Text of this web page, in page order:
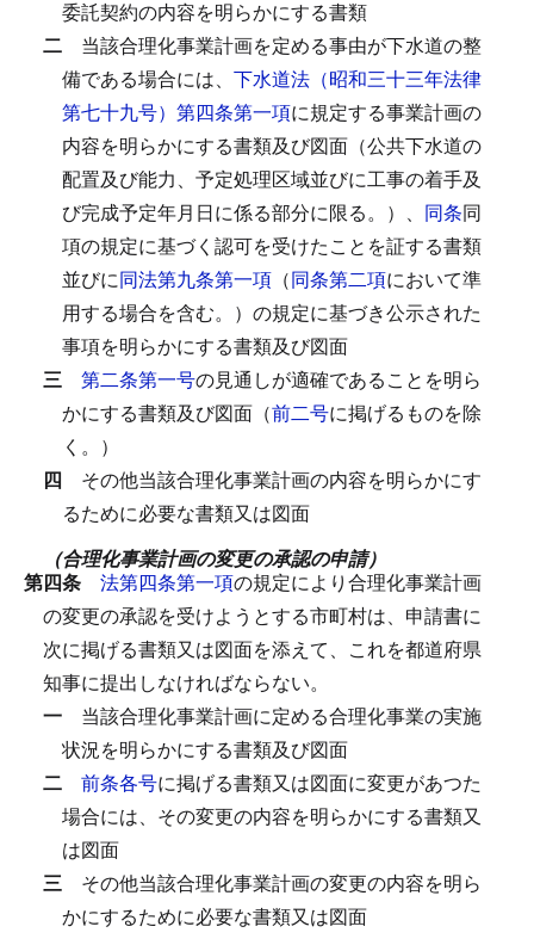
委託契約の内容を明らかにする書類
二 当該合理化事業計画を定める事由が下水道の整
備である場合には、 下水道法（昭和三十三年法律
第七十九号）第四条第一項に規定する事業計画の
内容を明らかにする書類及び図面（公共下水道の
配置及び能力、予定処理区域並びに工事の着手及
び完成予定年月日に係る部分に限る。）、 同条同
項の規定に基づく認可を受けたことを証する書類
並びに同法第九条第一項 （同条第二項において準
用する場合を含む。）の規定に基づき公示された
事項を明らかにする書類及び図面
三 第二条第一号の見通しが適確であることを明ら
かにする書類及び図面（前二号に掲げるものを除
く。）
四 その他当該合理化事業計画の内容を明らかにす
るために必要な書類又は図面
（合理化事業計画の変更の承認の申請）
第四条 法第四条第一項の規定により合理化事業計画
の変更の承認を受けようとする市町村は、申請書に
次に掲げる書類又は図面を添えて、これを都道府県
知事に提出しなければならない。
一 当該合理化事業計画に定める合理化事業の実施
状況を明らかにする書類及び図面
二 前条各号に掲げる書類又は図面に変更があつた
場合には、その変更の内容を明らかにする書類又
は図面
三 その他当該合理化事業計画の変更の内容を明ら
かにするために必要な書類又は図面